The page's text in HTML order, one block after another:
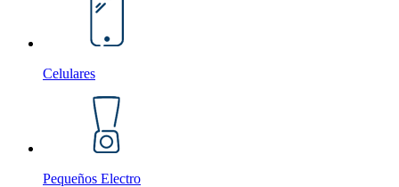
Celulares
Pequeños Electro